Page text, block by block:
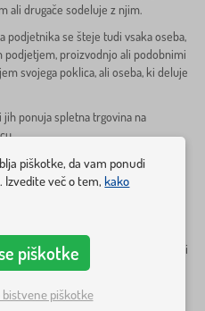
ali drugače sodeluje z njim.
podjetnika se šteje tudi vsaka oseba,
podjetjem, proizvodnjo ali podobnimi
svojega poklica, ali oseba, ki deluje
ponuja spletna trgovina na
kupoprodajne pogodbe
s strani dobavitelja na spletni strani
je ustvarjena s pošiljanjem
naročila s strani
njegovo sprejetje s
piškotke, da vam ponudi
Izvedite več o tem,kako
piškotke
piškotke